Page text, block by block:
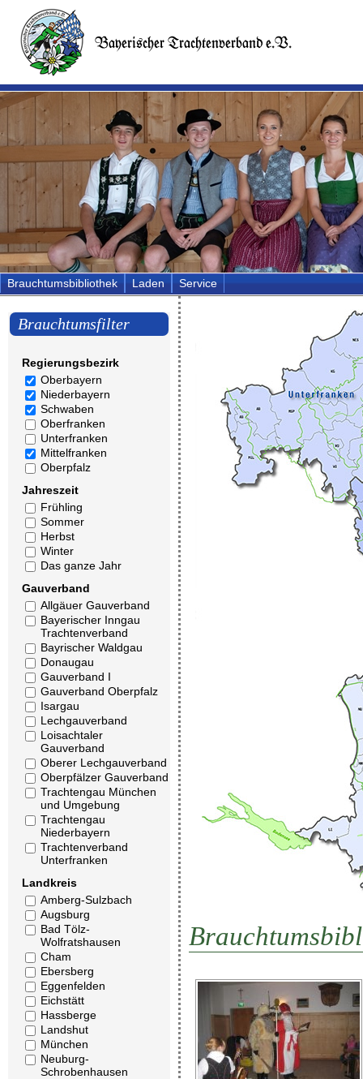
Brauchtumsbibliothek Laden Service
Brauchtumsfilter
Regierungsbezirk
Oberbayern
Niederbayern
Schwaben
Oberfranken
Unterfranken
Mittelfranken
Oberpfalz
Jahreszeit
Frühling
Sommer
Herbst
Winter
Das ganze Jahr
Gauverband
Allgäuer Gauverband
Bayerischer Inngau
Trachtenverband
Bayrischer Waldgau
Donaugau
Gauverband I
Gauverband Oberpfalz
Isargau
Lechgauverband
Loisachtaler
Gauverband
Oberer Lechgauverband
Oberpfälzer Gauverband
Trachtengau München
und Umgebung
Trachtengau
Niederbayern
Trachtenverband
Unterfranken
Landkreis
Amberg-Sulzbach
Augsburg
Bad Tölz-
Wolfratshausen
Cham
Ebersberg
Eggenfelden
Eichstätt
Hassberge
Landshut
München
Neuburg-
Schrobenhausen